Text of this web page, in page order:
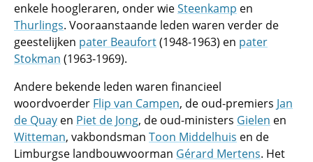
enkele hoogleraren, onder wieSteenkamp en
Thurlings. Vooraanstaande leden waren verder de
geestelijken pater Beaufort(1948-1963) en pater
Stokman (1963-1969).
Andere bekende leden waren financieel
woordvoerder Flip van Campen, de oud-premiers Jan
de Quay en Piet de Jong, de oud-ministers Gielen en
Witteman, vakbondsman Toon Middelhuis en de
Limburgse landbouwvoorman Gérard Mertens. Het